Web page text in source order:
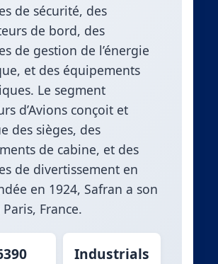
de sécurité, des
de bord, des
de gestion de l’énergie
et des équipements
Le segment
d’Avions conçoit et
des sièges, des
de cabine, et des
de divertissement en
en 1924, Safran a son
France.
Industrials